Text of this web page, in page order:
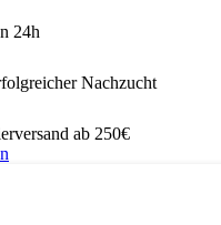
24h
Nachzucht
ab 250€